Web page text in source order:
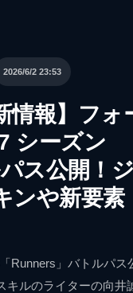
2026/6/2 23:53
情報】フォ
シーズン
ス公開！
ンや新要素
Runners」バトルパス
キルのライターの向井